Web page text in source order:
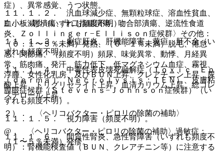
症）、異常感覚、うつ状態。
E． 〈胃潰瘍、十二指腸潰瘍、吻合部潰瘍、逆流性食道
炎、Ｚｏｌｌｉｎｇｅｒ−Ｅｌｌｉｓｏｎ症候群〉その他：
（０．１〜５％未満）発熱、（０．１％未満）脱毛、倦怠
感、関節痛、（頻度不明）頻尿、味覚異常、動悸、月経異
常、筋肉痛、発汗、筋力低下、低マグネシウム血症、霧視、
浮腫、女性化乳房、及びＢＵＮ上昇、クレアチニン上昇、尿
酸上昇、トリグリセライド上昇、血清カリウム上昇、総コレ
ステロール上昇。
２）． 〈ヘリコバクター・ピロリの除菌の補助〉
@． 〈ヘリコバクター・ピロリの除菌の補助〉過敏症：
（１〜５％未満）発疹。
１１．１．２． 汎血球減少症、無顆粒球症、溶血性貧血、
血小板減少（いずれも頻度不明）。
１１．１．３． 劇症肝炎、肝機能障害、黄疸、肝不全（い
ずれも頻度不明）。
１１．１．４． 中毒性表皮壊死融解症（Ｔｏｘｉｃ Ｅｐ
ｉｄｅｒｍａｌ Ｎｅｃｒｏｌｙｓｉｓ：ＴＥＮ）、皮膚粘
膜眼症候群（Ｓｔｅｖｅｎｓ−Ｊｏｈｎｓｏｎ症候群）（い
ずれも頻度不明）。
１１．１．５． 視力障害（頻度不明）。
１１．１．６． 間質性腎炎、急性腎障害（いずれも頻度不
明）：腎機能検査値（ＢＵＮ、クレアチニン等）に注意する